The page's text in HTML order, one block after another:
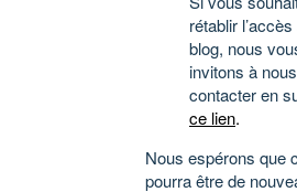
rétablir
blog, nous
invitons à nous
contacter en
ce lien.
Nous espérons que
pourra être de